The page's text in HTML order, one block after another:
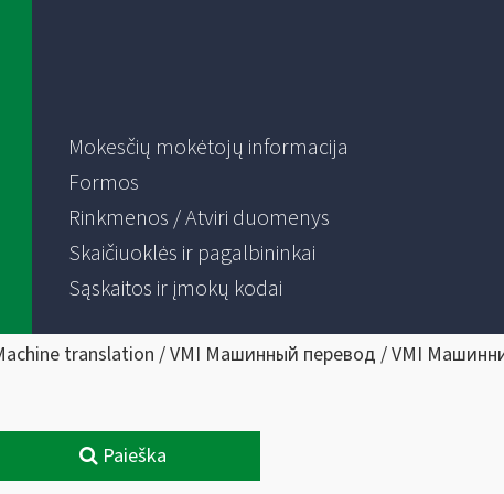
Mokesčių mokėtojų informacija
Formos
Rinkmenos / Atviri duomenys
Skaičiuoklės ir pagalbininkai
Sąskaitos ir įmokų kodai
translation / VMI Машинный перевод / VMI
Paieška